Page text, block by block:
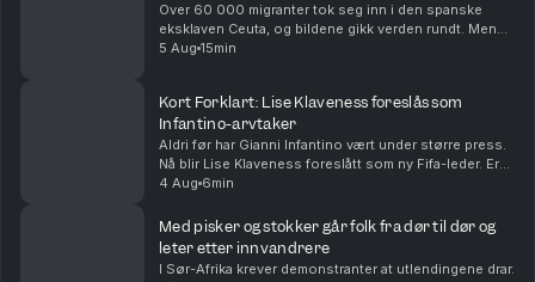
Over 60 000 migranter tok seg inn i den spanske
eksklaven Ceuta, og bildene gikk verden rundt. Men
den virale fortellingen om hva som skjedde kan bli
5 Aug 15min
Kort Forklart: Lise Klaveness foreslås som
Infantino-arvtaker
Aldri før har Gianni Infantino vært under større press.
Nå blir Lise Klaveness foreslått som ny Fifa-leder. Er
det realistisk? Vi oppsummerer nyhetene for deg, i
4 Aug 6min
Med pisker og stokker går folk fra dør til dør og
leter etter innvandrere
I Sør-Afrika krever demonstranter at utlendingene drar.